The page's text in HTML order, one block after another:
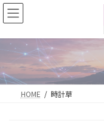
コ
ン
ン
へ
ス
ナ
ビ
ー
ョ
ン
HOME 時計草